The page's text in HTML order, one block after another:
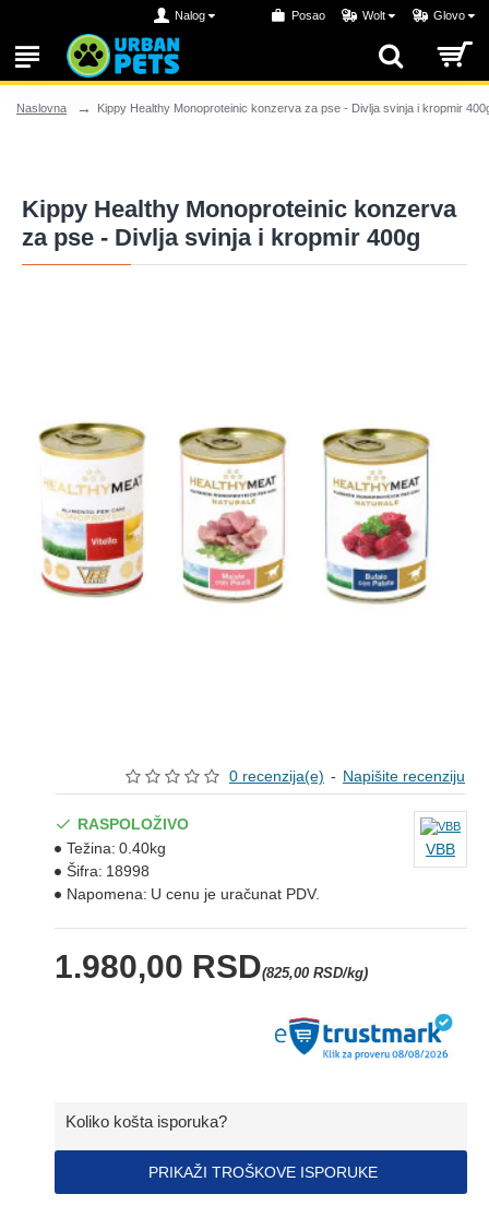
Nalog Posao Wolt Glovo
Naslovna Kippy Healthy Monoproteinic konzerva za pse - Divlja svinja i kropmir
Kippy Healthy Monoproteinic konzerva
za pse - Divlja svinja i kropmir 400g
0 recenzija(e) - Napišite recenziju
1.980,00 RSD(825,00 RSD/kg)
RASPOLOŽIVO
Težina: 0.40kg
Šifra: 18998
Napomena: U cenu je uračunat PDV.
VBB
Koliko košta isporuka?
PRIKAŽI TROŠKOVE ISPORUKE